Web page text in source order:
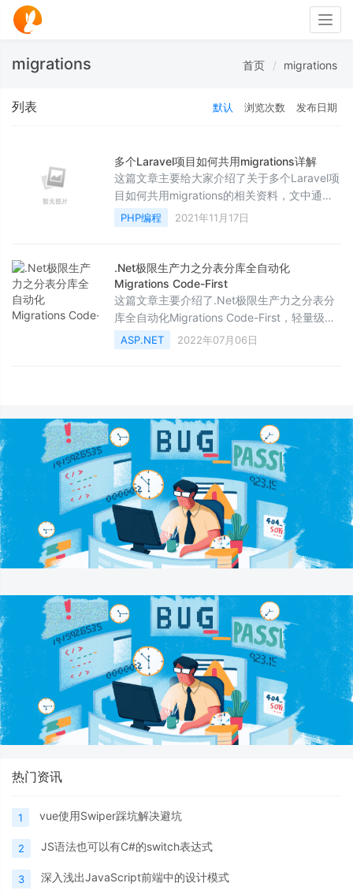
migrations 首页 migrations
列表 默认 浏览次数 发布日期
多个Laravel项目如何共用migrations详解
这篇文章主要给大家介绍了关于多个Laravel项
目如何共用migrations的相关资料，文中通过
示例代码介绍的非常详细，对大家的学习或者
工作具有一定的参考学习价值，需要的朋友们
PHP编程 2021年11月17日
.Net极限生产力之分表分库全自动化
Migrations Code-First
这篇文章主要介绍了.Net极限生产力之分表分
库全自动化Migrations Code-First，轻量级针
对分表分库读写分离的解决方案，具有零依
赖、零学习成本、零业务代码入侵适配
ASP.NET 2022年07月06日
热门资讯
1 vue使用Swiper踩坑解决避坑
2 JS语法也可以有C#的switch表达式
3 深入浅出JavaScript前端中的设计模式